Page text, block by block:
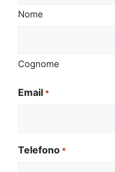
Nome
Cognome
Email *
Telefono *